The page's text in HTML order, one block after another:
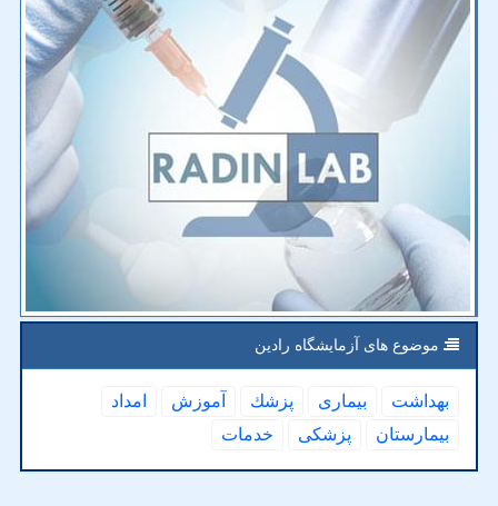
موضوع های آزمایشگاه رادین
بهداشت بیماری پزشك آموزش
امداد
بیمارستان
پزشكی خدمات